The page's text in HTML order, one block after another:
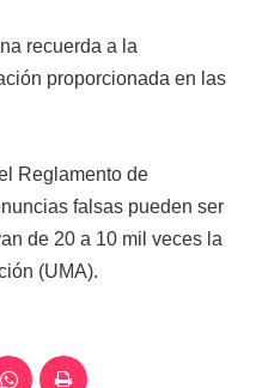
recuerda a la
proporcionada en las
Reglamento de
falsas pueden ser
de 20 a 10 mil veces la
(UMA).